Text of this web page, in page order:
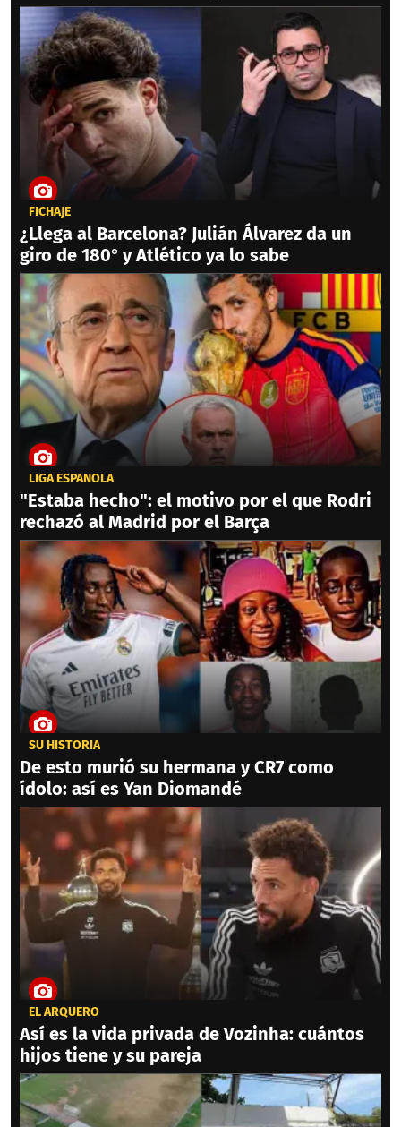
FICHAJE
¿Llega al Barcelona? Julián Álvarez da un
giro de 180° y Atlético ya lo sabe
LIGA ESPAÑOLA
"Estaba hecho": el motivo por el que Rodri
rechazó al Madrid por el Barça
SU HISTORIA
De esto murió su hermana y CR7 como
ídolo: así es Yan Diomandé
EL ARQUERO
Así es la vida privada de Vozinha: cuántos
hijos tiene y su pareja